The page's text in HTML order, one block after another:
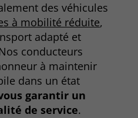
des véhicules
à mobilité réduite,
adapté et
conducteurs
à maintenir
dans un état
garantir un
de service.